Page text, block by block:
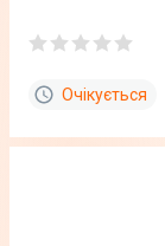
Очікується